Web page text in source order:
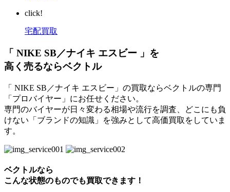
click!
宅配買取
「 NIKE SB／ナイキ エスビー 」を
高く売るならベクトル
「 NIKE SB／ナイキ エスビー」の買取ならベクトルの専門
「プロバイヤー」にお任せください。
専門のバイヤーが日々変わる相場や流行を調査、どこにも負
けない「ブランドの知識」を強みとして高価買取をしていま
す。
ベクトルなら
こんな状態のものでも買取できます！